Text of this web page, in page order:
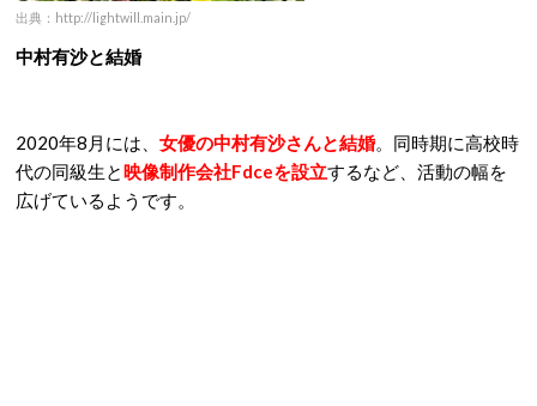
出典：http://lightwill.main.jp/
中村有沙と結婚
2020年8月には、 女優の中村有沙さんと結婚。同時期に高校時
代の同級生と映像制作会社Fdceを設立するなど、活動の幅を
広げているようです。